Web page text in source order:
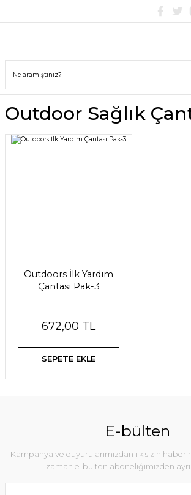
Outdoor Sağlık
Outdoors İlk Yardım
Çantası Pak-3
672,00 TL
SEPETE EKLE
E-bülten
Kampanya ve duyurularımızdan ilk sizin
zaman e-bülten aboneliğimizden